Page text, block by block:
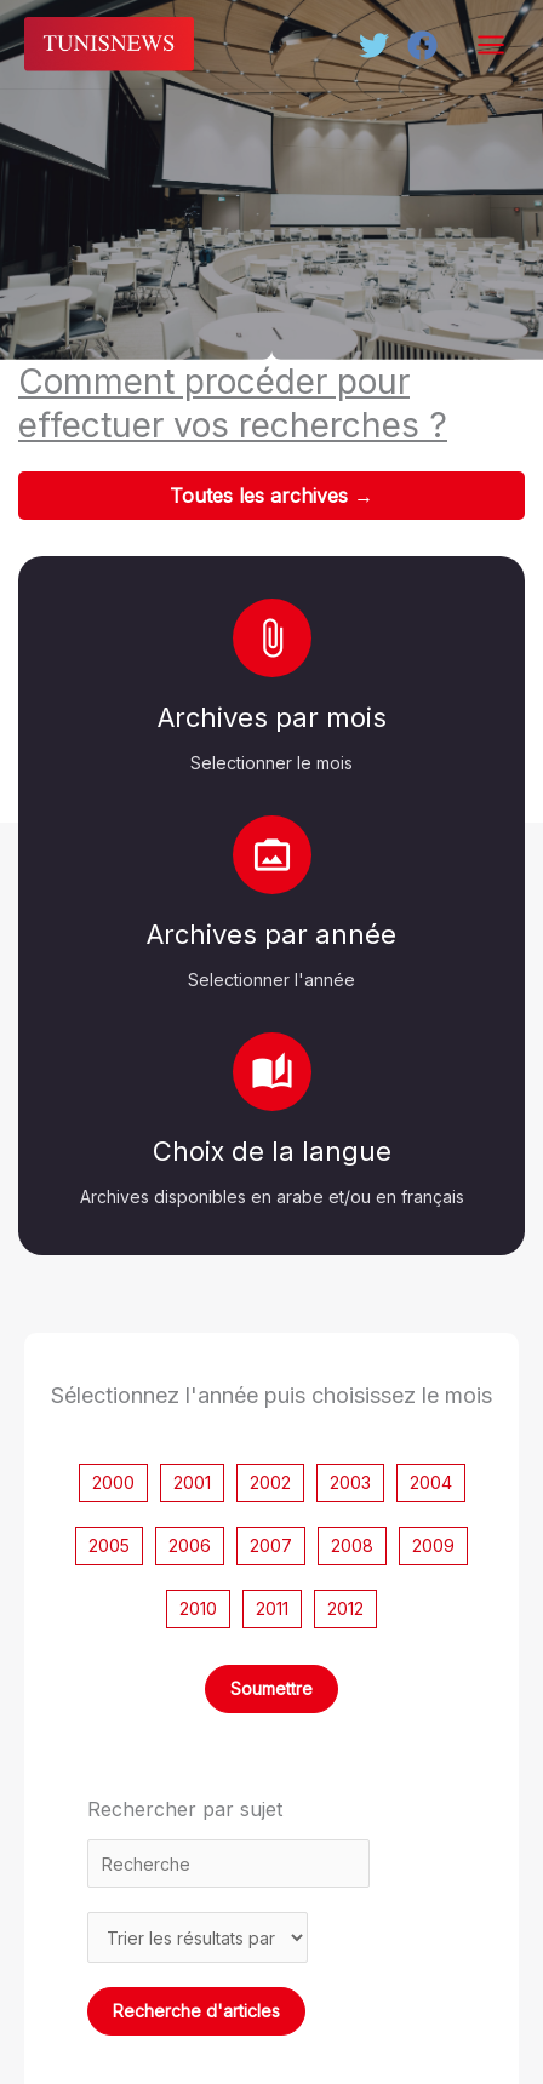
Aller
au
contenu
Comment procéder pour
effectuer vos recherches ?
Toutes les archives →
Archives par mois
Selectionner le mois
Archives par année
Selectionner l'année
Choix de la langue
Archives disponibles en arabe et/ou en français
Sélectionnez l'année puis choisissez le mois
2000 2001 2002 2003 2004
2005 2006 2007 2008 2009
2010 2011 2012
Rechercher par sujet